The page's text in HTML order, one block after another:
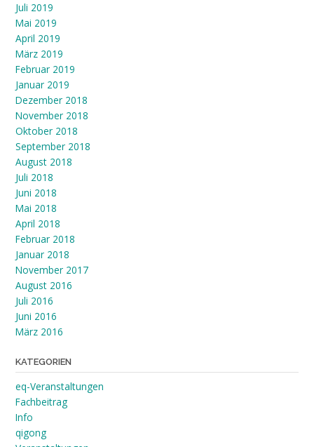
Juli 2019
Mai 2019
April 2019
März 2019
Februar 2019
Januar 2019
Dezember 2018
November 2018
Oktober 2018
September 2018
August 2018
Juli 2018
Juni 2018
Mai 2018
April 2018
Februar 2018
Januar 2018
November 2017
August 2016
Juli 2016
Juni 2016
März 2016
KATEGORIEN
eq-Veranstaltungen
Fachbeitrag
Info
qigong